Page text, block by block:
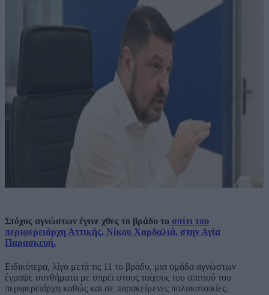
Στόχος αγνώστων έγινε χθες το βράδυ το σπίτι του
περιφερειάρχη Αττικής, Νίκου Χαρδαλιά, στην Αγία
Παρασκευή.
Ειδικότερα, λίγο μετά τις 11 το βράδυ, μια ομάδα αγνώστων
έγραψε συνθήματα με σπρέι στους τοίχους του σπιτιού του
περιφερειάρχη καθώς και σε παρακείμενες πολυκατοικίες.